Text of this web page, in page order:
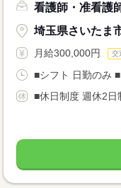
看護師・准看護
埼玉県さいたま
月給300,000円 交
■シフト 日勤のみ
■休日制度 週休2日